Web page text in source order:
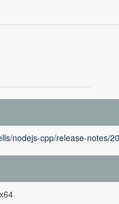
nodejs-cpp/release-notes/